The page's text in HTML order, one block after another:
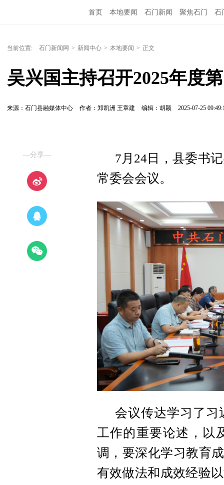
首页 本地要闻 石门新闻 聚焦石门 石
当前位置: 石门新闻网 > 新闻中心 > 本地要闻 > 正文
吴兴国主持召开2025年度
来源：石门县融媒体中心 作者：郑凯洲 王章建 编辑：胡颖 2025-07-25
—分享—
7月24日，县委书
常委会会议。
会议传达学习了习
工作的重要论述，以
调，要深化学习教育
有效做法和成效经验